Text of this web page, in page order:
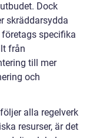
Dock
skräddarsydda
specifika
från
till mer
och
alla regelverk
resurser, är det